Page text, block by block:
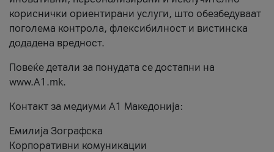
кориснички ориентирани услуги, што обезбедуваат
поголема контрола, флексибилност и вистинска
додадена вредност.
Повеќе детали за понудата се достапни на
www.А1.mk.
Контакт за медиуми А1 Македонија:
Емилија Зографска
Корпоративни комуникации